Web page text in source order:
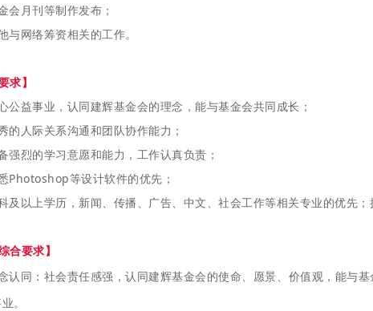
会月刊等制作发布；
与网络筹资相关的工作。
求】
公益事业，认同建辉基金会的理念，能与基金会共同成长；
的人际关系沟通和团队协作能力；
强烈的学习意愿和能力，工作认真负责；
Photoshop等设计软件的优先；
及以上学历，新闻、传播、广告、中文、社会工作等相关专业的优先；
合要求】
认同：社会责任感强，认同建辉基金会的使命、愿景、价值观，能与
。